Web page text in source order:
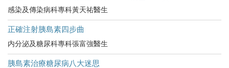
感染及傳染病科專科黃天祐醫生
正確注射胰島素四步曲
内分泌及糖尿科專科張富強醫生
胰島素治療糖尿病八大迷思